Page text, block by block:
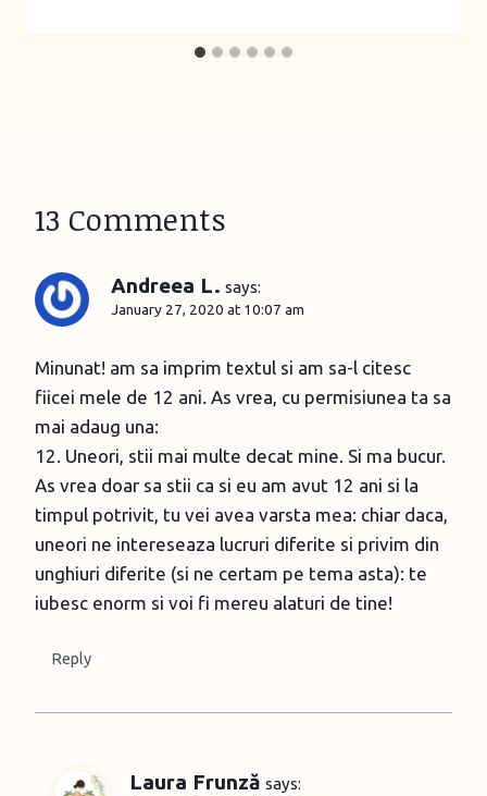
13 Comments
Andreea L. says:
January 27, 2020 at 10:07 am
Minunat! am sa imprim textul si am sa-l citesc
fiicei mele de 12 ani. As vrea, cu permisiunea ta sa
mai adaug una:
12. Uneori, stii mai multe decat mine. Si ma bucur.
As vrea doar sa stii ca si eu am avut 12 ani si la
timpul potrivit, tu vei avea varsta mea: chiar daca,
uneori ne intereseaza lucruri diferite si privim din
unghiuri diferite (si ne certam pe tema asta): te
iubesc enorm si voi fi mereu alaturi de tine!
Reply
Laura Frunză says: